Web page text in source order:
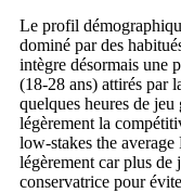
Le profil
dominé par des
intègre désormais une
(18‑28 ans) attirés par
quelques heures de
légèrement la
low‑stakes the
légèrement car plus de
conservatrice pour